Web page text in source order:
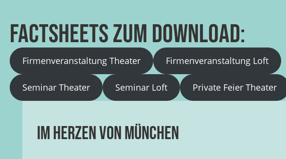
Factsheets zum Download:
Firmenveranstaltung Theater Firmenveranstaltung Loft
Seminar Theater Seminar Loft Private Feier Theater
Im Herzen von München